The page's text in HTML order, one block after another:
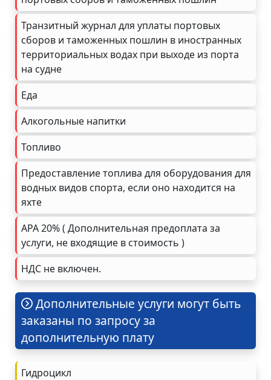
Транзитный журнал для уплаты портовых
сборов и таможенных пошлин в иностранных
территориальных водах при выходе из порта
на судне
Еда
Алкогольные напитки
Топливо
Предоставление топлива для оборудования для
водных видов спорта, если оно находится на
яхте
APA 20% ( Дополнительная предоплата за
услуги, не входящие в стоимость )
НДС не включен.
Дополнительные услуги могут быть
заказаны по запросу за
дополнительную плату
Гидроцикл